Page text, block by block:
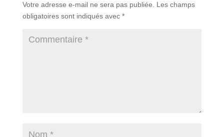
Votre adresse e-mail ne sera pas publiée.
Les champs
obligatoires sont indiqués avec *